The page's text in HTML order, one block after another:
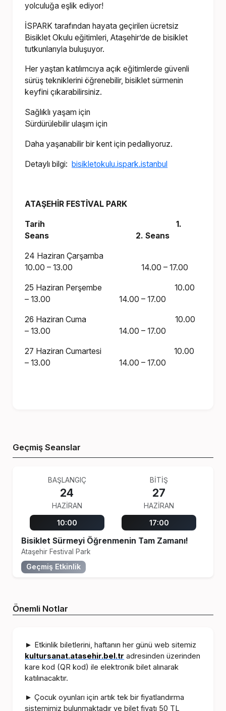
yolculuğa eşlik ediyor!
İSPARK tarafından hayata geçirilen ücretsiz
Bisiklet Okulu eğitimleri, Ataşehir’de de bisiklet
tutkunlarıyla buluşuyor.
Her yaştan katılımcıya açık eğitimlerde güvenli
sürüş tekniklerini öğrenebilir, bisiklet sürmenin
keyfini çıkarabilirsiniz.
Sağlıklı yaşam için
Sürdürülebilir ulaşım için
Daha yaşanabilir bir kent için pedallıyoruz.
Detaylı bilgi:bisikletokulu.ispark.istanbul
ATAŞEHİR FESTİVAL PARK
Tarih 1.
Seans 2. Seans
24 Haziran Çarşamba
10.00 – 13.00 14.00 – 17.00
25 Haziran Perşembe 10.00
– 13.00 14.00 – 17.00
26 Haziran Cuma 10.00
– 13.00 14.00 – 17.00
27 Haziran Cumartesi 10.00
– 13.00 14.00 – 17.00
Geçmiş Seanslar
BAŞLANGIÇ
24
HAZIRAN
10:00
BİTİŞ
27
HAZIRAN
17:00
Bisiklet Sürmeyi Öğrenmenin Tam Zamanı!
Ataşehir Festival Park
Geçmiş Etkinlik
Önemli Notlar
► Etkinlik biletlerini, haftanın her günü web sitemiz
kultursanat.atasehir.bel.tr adresinden üzerinden
kare kod (QR kod) ile elektronik bilet alınarak
katılınacaktır.
► Çocuk oyunları için artık tek bir fiyatlandırma
sistemimiz bulunmaktadır ve bilet fiyatı 50 TL